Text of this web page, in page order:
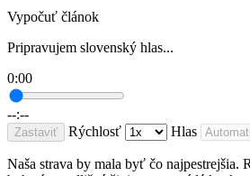
Vypočuť článok
Pripravujem slovenský hlas...
0:00
--:--
Zastaviť Rýchlosť Hlas
Naša strava by mala byť čo najpestrejšia.